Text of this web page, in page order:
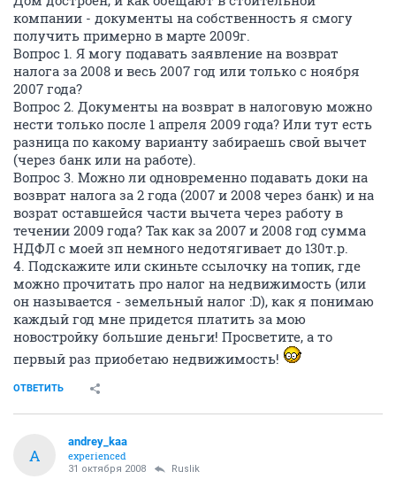
компании - документы на собственность я смогу
получить примерно в марте 2009г.
Вопрос 1. Я могу подавать заявление на возврат
налога за 2008 и весь 2007 год или только с ноября
2007 года?
Вопрос 2. Документы на возврат в налоговую можно
нести только после 1 апреля 2009 года? Или тут есть
разница по какому варианту забираешь свой вычет
(через банк или на работе).
Вопрос 3. Можно ли одновременно подавать доки на
возврат налога за 2 года (2007 и 2008 через банк) и на
возрат оставшейся части вычета через работу в
течении 2009 года? Так как за 2007 и 2008 год сумма
НДФЛ с моей зп немного недотягивает до 130т.р.
4. Подскажите или скиньте ссылочку на топик, где
можно прочитать про налог на недвижимость (или
он называется - земельный налог :D), как я понимаю
каждый год мне придется платить за мою
новостройку большие деньги! Просветите, а то
первый раз приобетаю недвижимость!
ОТВЕТИТЬ
A
andrey_kaa
experienced
31 октября 2008 Ruslik